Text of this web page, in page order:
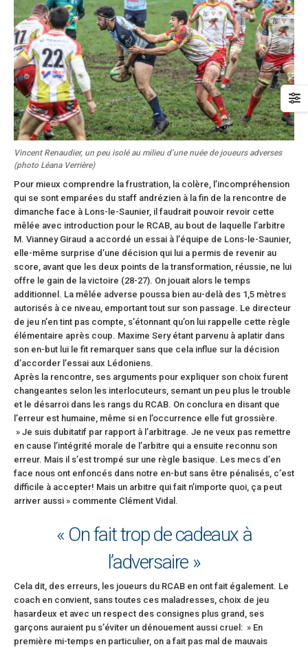
Vincent Renaudier, un peu isolé au milieu d’une nuée de joueurs adverses
(photo Léana Verrière)
Pour mieux comprendre la frustration, la colère, l’incompréhension
qui se sont emparées du staff andrézien à la fin de la rencontre de
dimanche face à Lons-le-Saunier, il faudrait pouvoir revoir cette
mêlée avec introduction pour le RCAB, au bout de laquelle l’arbitre
M. Vianney Giraud a accordé un essai à l’équipe de Lons-le-Saunier,
elle-même surprise d’une décision qui lui a permis de revenir au
score, avant que les deux points de la transformation, réussie, ne lui
offre le gain de la victoire (28-27). On jouait alors le temps
additionnel. La mêlée adverse poussa bien au-delà des 1,5 mètres
autorisés à ce niveau, emportant tout sur son passage. Le directeur
de jeu n’en tint pas compte, s’étonnant qu’on lui rappelle cette règle
élémentaire après coup. Maxime Sery étant parvenu à aplatir dans
son en-but lui le fit remarquer sans que cela influe sur la décision
d’accorder l’essai aux Lédoniens.
Après la rencontre, ses arguments pour expliquer son choix furent
changeantes selon les interlocuteurs, semant un peu plus le trouble
et le désarroi dans les rangs du RCAB. On conclura en disant que
l’erreur est humaine, même si en l’occurrence elle fut grossière.
» Je suis dubitatif par rapport à l’arbitrage. Je ne veux pas remettre
en cause l’intégrité morale de l’arbitre qui a ensuite reconnu son
erreur. Mais il s’est trompé sur une règle basique. Les mecs d’en
face nous ont enfoncés dans notre en-but sans être pénalisés, c’est
difficile à accepter! Mais un arbitre qui fait n’importe quoi, ça peut
arriver aussi » commente Clément Vidal.
« On fait trop de cadeaux à
l’adversaire »
Cela dit, des erreurs, les joueurs du RCAB en ont fait également. Le
coach en convient, sans toutes ces maladresses, choix de jeu
hasardeux et avec un respect des consignes plus grand, ses
garçons auraient pu s’éviter un dénouement aussi cruel: » En
première mi-temps en particulier, on a fait pas mal de mauvais